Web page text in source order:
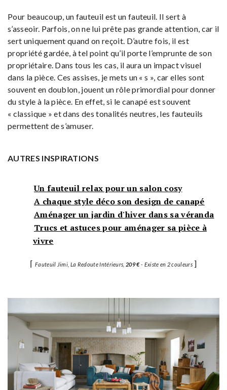
Pour beaucoup, un fauteuil est un fauteuil. Il sert à
s’asseoir. Parfois, on ne lui prête pas grande attention, car il
sert uniquement quand on reçoit. D’autre fois, il est
propriété gardée, à tel point qu’il porte l’emprunte de son
propriétaire. Dans tous les cas, il aura un impact visuel
dans la pièce. Ces assises, je mets un « s », car elles sont
souvent en doublon, jouent un rôle primordial pour donner
du style à la pièce. En effet, si le canapé est souvent
« classique » et dans des tonalités neutres, les fauteuils
permettent de s’amuser.
AUTRES INSPIRATIONS
Un fauteuil relax pour un salon cosy
A chaque style déco son design de canapé
Aménager un jardin d'hiver dans sa véranda
Trucs et astuces pour aménager sa pièce à
vivre
⌈ Fauteuil Jimi, La Redoute Intérieurs, 209 €- Existe en 2 couleurs ]